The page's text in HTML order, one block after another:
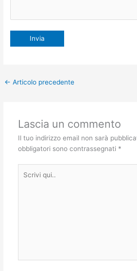
← Articolo precedente
Lascia un commento
Il tuo indirizzo email non sarà
obbligatori sono contrassegnati *
qui..